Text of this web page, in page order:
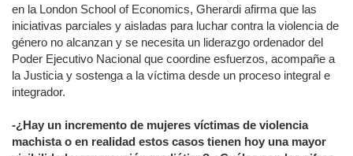
en la London School of Economics, Gherardi afirma que las
iniciativas parciales y aisladas para luchar contra la violencia de
género no alcanzan y se necesita un liderazgo ordenador del
Poder Ejecutivo Nacional que coordine esfuerzos, acompañe a
la Justicia y sostenga a la víctima desde un proceso integral e
integrador.
-¿Hay un incremento de mujeres víctimas de violencia
machista o en realidad estos casos tienen hoy una mayor